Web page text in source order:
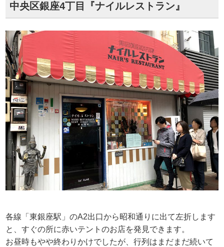
中央区銀座4丁目『ナイルレストラン』
各線「東銀座駅」のA2出口から昭和通りに出て左折します
と、すぐの所に赤いテントのお店を発見できます。
お昼時もやや終わりかけでしたが、行列はまだまだ続いて